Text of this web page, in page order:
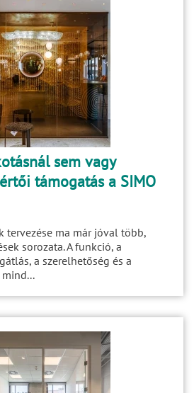
sem vagy
támogatás a SIMO
tervezése ma már jóval több,
sorozata. A funkció, a
a szerelhetőség és a